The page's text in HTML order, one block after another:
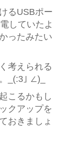
るUSBポー
していたよ
ったみたい
考えられる
_(:3｣ ∠)_
こるかもし
クアップを
おきましょ